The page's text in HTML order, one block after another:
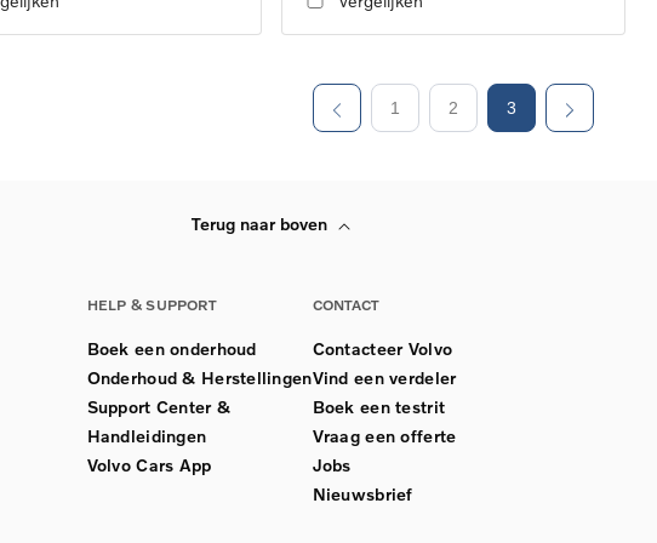
1 2 3
Terug naar boven
HELP & SUPPORT
Boek een onderhoud
Onderhoud & Herstellingen
Support Center &
Handleidingen
Volvo Cars App
CONTACT
Contacteer Volvo
Vind een verdeler
Boek een testrit
Vraag een offerte
Jobs
Nieuwsbrief